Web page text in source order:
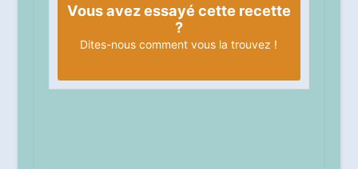
Vous avez essayé cette recette
?
Dites-nous comment vous la trouvez !